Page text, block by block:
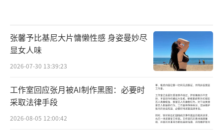
张馨予比基尼大片慵懒性感 身姿曼妙尽
显女人味
2026-07-30 13:39:23
工作室回应张月被AI制作黑图：必要时
采取法律手段
2026-08-05 12:00:42